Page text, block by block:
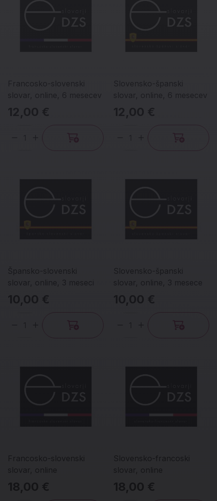
Francosko-slovenski
slovar, online, 6 mesecev
12,00 €
Količina
Slovensko-španski
slovar, online, 6 mesecev
12,00 €
Količina
Špansko-slovenski
slovar, online, 3 meseci
10,00 €
Količina
Slovensko-španski
slovar, online, 3 mesece
10,00 €
Količina
Francosko-slovenski
slovar, online
18,00 €
Slovensko-francoski
slovar, online
18,00 €